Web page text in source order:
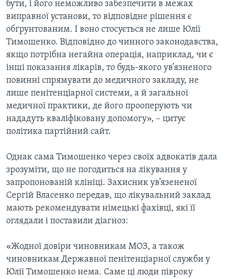
бути, і його неможливо забезпечити в межах
виправної установи, то відповідне рішення є
обґрунтованим. І воно стосується не лише Юлії
Тимошенко. Відповідно до чинного законодавства,
якщо потрібна негайна операція, наприклад, чи є
інші показання лікарів, то будь-якого ув’язненого
повинні спрямувати до медичного закладу, не
лише пенітенціарної системи, а й загальної
медичної практики, де його прооперують чи
нададуть кваліфіковану допомогу», – цитує
політика партійний сайт.
Однак сама Тимошенко через своїх адвокатів дала
зрозуміти, що не погодиться на лікування у
запропонованій клініці. Захисник ув’язененої
Сергій Власенко передав, що лікувальний заклад
мають рекомендувати німецькі фахівці, які її
оглядали і поставили діагноз:
«Жодної довіри чиновникам МОЗ, а також
чиновникам Державної пенітенціарної служби у
Юлії Тимошенко нема. Саме ці люди півроку